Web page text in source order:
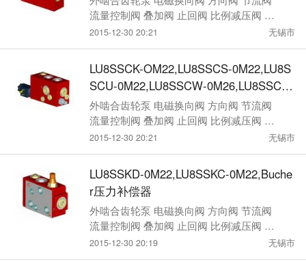
流量控制阀 叠加阀 止回阀 比例减压阀 压
力控制阀
2015-12-30 20:21 无锡市
LU8SSCK-OM22,LU8SSCS-0M22,LU8S
SCU-0M22,LU8SSCW-0M26,LU8SSCX-
OM26,Bucher压力补偿器
外啮合齿轮泵 电磁换向阀 方向阀 节流阀
流量控制阀 叠加阀 止回阀 比例减压阀 压
力控制阀
2015-12-30 20:21 无锡市
LU8SSKD-0M22,LU8SSKC-0M22,Buche
r压力补偿器
外啮合齿轮泵 电磁换向阀 方向阀 节流阀
流量控制阀 叠加阀 止回阀 比例减压阀 压
力控制阀
2015-12-30 20:19 无锡市